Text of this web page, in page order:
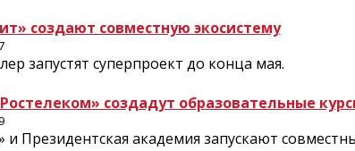
создают совместную экосистему
запустят суперпроект до конца мая.
создадут образовательные
и Президентская академия запускают